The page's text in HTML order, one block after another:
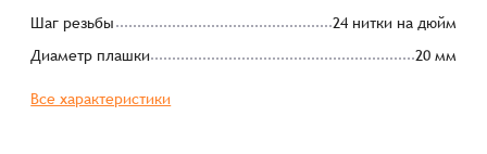
Шаг резьбы
24 нитки на дюйм
Диаметр плашки
20 мм
Все характеристики